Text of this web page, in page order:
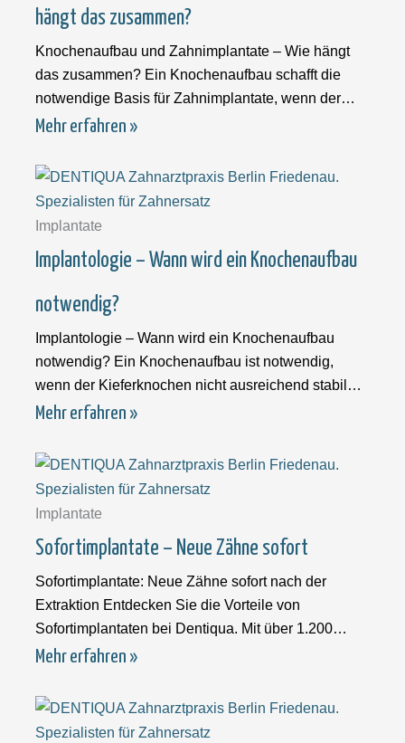
hängt das zusammen?
Knochenaufbau und Zahnimplantate – Wie hängt
das zusammen? Ein Knochenaufbau schafft die
notwendige Basis für Zahnimplantate, wenn der
Kieferknochen nicht
Mehr erfahren »
Implantate
Implantologie – Wann wird ein Knochenaufbau
notwendig?
Implantologie – Wann wird ein Knochenaufbau
notwendig? Ein Knochenaufbau ist notwendig,
wenn der Kieferknochen nicht ausreichend stabil
oder vorhanden ist,
Mehr erfahren »
Implantate
Sofortimplantate – Neue Zähne sofort
Sofortimplantate: Neue Zähne sofort nach der
Extraktion Entdecken Sie die Vorteile von
Sofortimplantaten bei Dentiqua. Mit über 1.200
erfolgreich gesetzten
Mehr erfahren »